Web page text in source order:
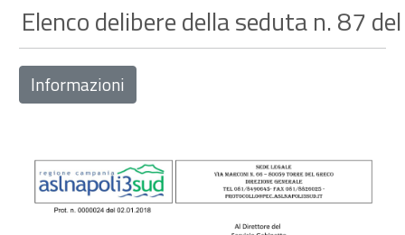
Elenco delibere della seduta n. 87
Informazioni